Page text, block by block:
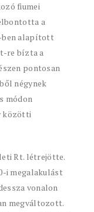
fiumei
a
ben alapított
re bízta a
pontosan
négynek
módon
közötti
Rt. létrejötte.
i megalakulást
vonalon
megváltozott.